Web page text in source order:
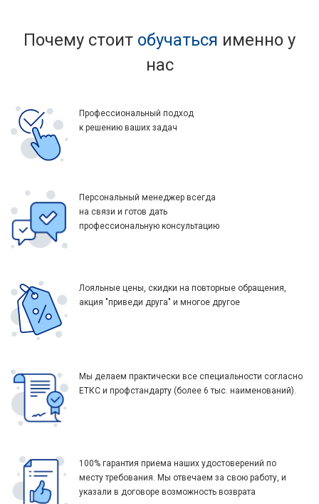
Почему стоит обучаться именно у
нас
Профессиональный подход
к решению ваших задач
Персональный менеджер всегда
на связи и готов дать
профессиональную консультацию
Лояльные цены, скидки на повторные обращения,
акция "приведи друга" и многое другое
Мы делаем практически все специальности согласно
ЕТКС и профстандарту (более 6 тыс. наименований).
100% гарантия приема наших удостоверений по
месту требования. Мы отвечаем за свою работу, и
указали в договоре возможность возврата